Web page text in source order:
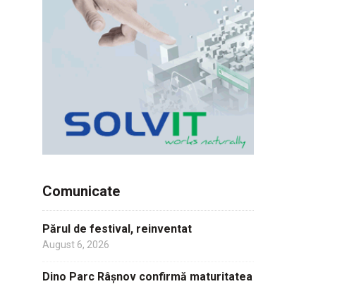
Comunicate
Părul de festival, reinventat
August 6, 2026
Dino Parc Râșnov confirmă maturitatea